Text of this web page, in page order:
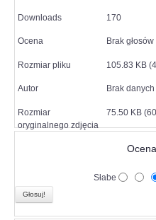
Downloads 170
Ocena Brak głosów
Rozmiar pliku 105.83 KB
Autor Brak danych
Rozmiar
oryginalnego zdjęcia
75.50 KB
Słabe